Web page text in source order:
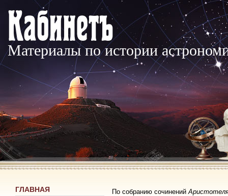
Материалы по истории
ГЛАВНАЯ
По собранию сочинений